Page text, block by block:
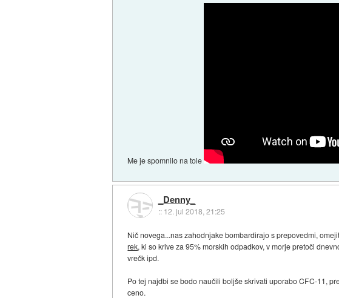
Me je spomnilo na tole
_Denny_
:: 12. jul 2018, 21:25
Nič novega...nas zahodnjake bombardirajo s prepovedmi,
rek, ki so krive za 95% morskih odpadkov, v morje pretoči
vrečk ipd.
Po tej najdbi se bodo naučili boljše skrivati uporabo CFC-11,
ceno.